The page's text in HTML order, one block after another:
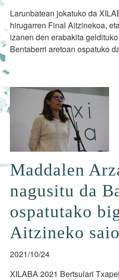
Larunbatean jokatuko da
hirugarren Final Aitzinekoa,
izanen den erabakita
Bentaberri aretoan ospatuko
Maddalen
nagusitu da
ospatutako
Aitzineko
2021/10/24
XILABA 2021 Bertsulari